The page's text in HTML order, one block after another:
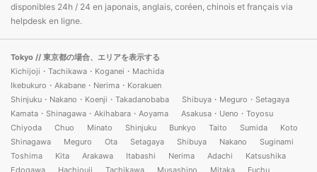
disponibles 24h / 24 en japonais, anglais, coréen, chinois et français via
helpdesk en ligne.
Tokyo // 東京都の場合、エリアを表示する
Kichijoji・Tachikawa・Koganei・Machida
Ikebukuro・Akabane・Nerima・Korakuen
Shinjuku・Nakano・Koenji・Takadanobaba
Shibuya・Meguro・Setagaya
Kamata・Shinagawa・Akihabara・Aoyama
Asakusa・Ueno・Toyosu
Chiyoda
Chuo Minato Shinjuku Bunkyo Taito Sumida
Koto
Shinagawa
Meguro Ota Setagaya Shibuya Nakano
Suginami
Toshima
Kita Arakawa Itabashi Nerima Adachi
Katsushika
Edogawa
Hachiouji Tachikawa Musashino Mitaka
Fuchu